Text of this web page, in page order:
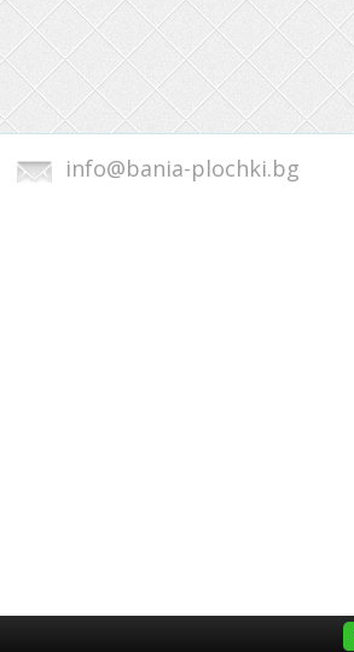
info@bania-plochki.bg